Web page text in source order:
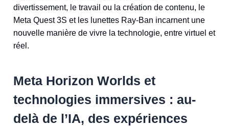
divertissement, le travail ou la création de contenu, le
Meta Quest 3S et les lunettes Ray-Ban incarnent une
nouvelle manière de vivre la technologie, entre virtuel et
réel.
Meta Horizon Worlds et
technologies immersives : au-
delà de l’IA, des expériences